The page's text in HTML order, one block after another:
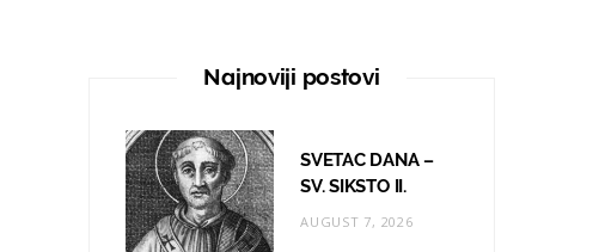
o
o
k
t
r
a
T
e
Najnoviji postovi
SVETAC DANA –
SV. SIKSTO II.
AUGUST 7, 2026